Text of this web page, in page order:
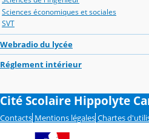
Sciences économiques et sociales
SVT
Webradio du lycée
Réglement intérieur
Cité Scolaire Hippolyte
Contacts Mentions légales Chartes